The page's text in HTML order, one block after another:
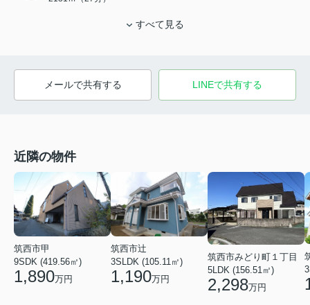
すべて見る
メールで共有する LINEで共有する
近隣の物件
筑西市甲
9SDK (419.56㎡)
1,890万円
筑西市辻
3SLDK (105.11㎡)
1,190万円
筑西市みどり町１丁目
5LDK (156.51㎡)
2,298万円